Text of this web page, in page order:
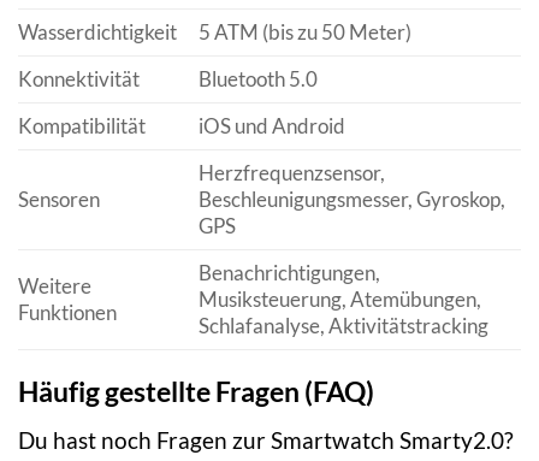
Wasserdichtigkeit
5 ATM (bis zu 50 Meter)
Konnektivität
Bluetooth 5.0
Kompatibilität
iOS und Android
Sensoren
Herzfrequenzsensor,
Beschleunigungsmesser, Gyroskop,
GPS
Weitere
Funktionen
Benachrichtigungen,
Musiksteuerung, Atemübungen,
Schlafanalyse, Aktivitätstracking
Häufig gestellte Fragen (FAQ)
Du hast noch Fragen zur Smartwatch Smarty2.0?